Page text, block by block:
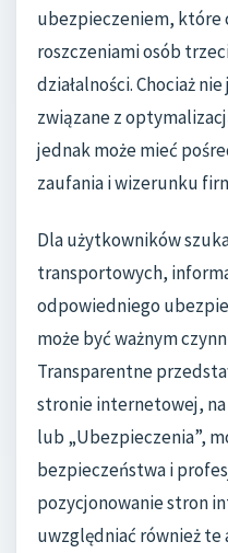
ubezpieczeniem, które
roszczeniami osób
działalności. Chociaż
związane z
jednak może mieć
zaufania i wizerunku
Dla użytkowników
transportowych,
odpowiedniego
może być ważnym
Transparentne
stronie internetowej, na
lub „Ubezpieczenia”,
bezpieczeństwa i
pozycjonowanie stron
uwzględniać również te